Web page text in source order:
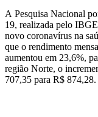
A Pesquisa Nacional
19, realizada pelo
novo coronavírus na
que o rendimento
aumentou em 23,6%,
região Norte, o
707,35 para R$ 874,28.